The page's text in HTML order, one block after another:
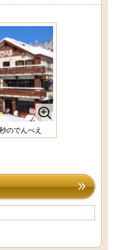
のでんべえ